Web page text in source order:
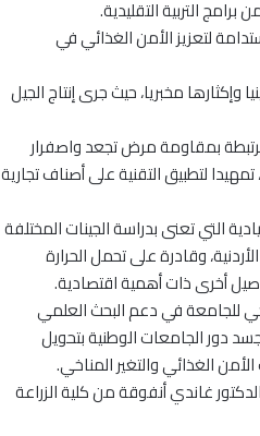
التربية التقليدية.
لتعزيز الأمن الغذائي في
مخبريا، حيث جرى إنتاج الجيل
بمقاومة مرض تجعد واصفرار
لتطبيق التقنية على أصناف تجارية
التي تعنى بدراسة الجينات المختلفة
وقادرة على تحمل الحرارة
أخرى ذات أهمية اقتصادية.
للجامعة في دعم البحث العلمي
دور الجامعات الوطنية بتحويل
الغذائي والتغير المناخي.
غاندي أنفوقة من كلية الزراعة